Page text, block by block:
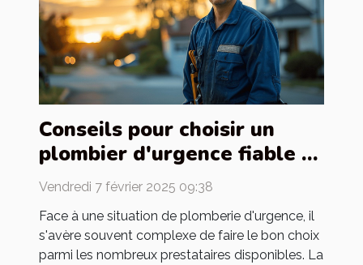
Conseils pour choisir un
plombier d'urgence fiable et
efficace
Vendredi 7 février 2025 09:38
Face à une situation de plomberie d'urgence, il
s'avère souvent complexe de faire le bon choix
parmi les nombreux prestataires disponibles. La